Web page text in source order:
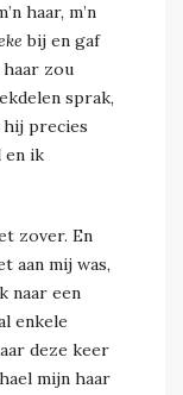
haar, m’n
bij en gaf
haar zou
sprak,
hij precies
en ik
zover. En
aan mij was,
naar een
enkele
deze keer
mijn haar